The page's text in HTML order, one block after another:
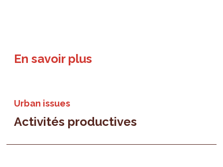
En savoir plus
Urban issues
Activités productives